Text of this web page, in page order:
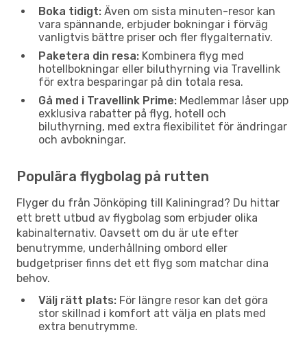
Boka tidigt: Även om sista minuten-resor kan
vara spännande, erbjuder bokningar i förväg
vanligtvis bättre priser och fler flygalternativ.
Paketera din resa: Kombinera flyg med
hotellbokningar eller biluthyrning via Travellink
för extra besparingar på din totala resa.
Gå med i Travellink Prime: Medlemmar låser upp
exklusiva rabatter på flyg, hotell och
biluthyrning, med extra flexibilitet för ändringar
och avbokningar.
Populära flygbolag på rutten
Flyger du från Jönköping till Kaliningrad? Du hittar
ett brett utbud av flygbolag som erbjuder olika
kabinalternativ. Oavsett om du är ute efter
benutrymme, underhållning ombord eller
budgetpriser finns det ett flyg som matchar dina
behov.
Välj rätt plats: För längre resor kan det göra
stor skillnad i komfort att välja en plats med
extra benutrymme.